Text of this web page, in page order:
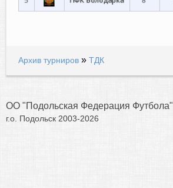
Архив турниров » ТДК
ОО "Подольская Федерация Футбола"
г.о. Подольск 2003-2026